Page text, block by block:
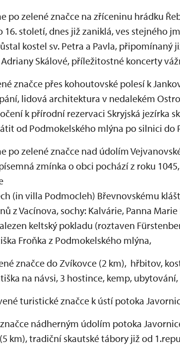
po zelené značce na zříceninu hrádku
16. století, dnes již zaniklá, ves stejného
kostel sv. Petra a Pavla, připomínaný
Skálové, příležitostné koncerty
značce přes kohoutovské polesí k
lidová architektura v nedalekém
k přírodní rezervaci Skryjská jezírka
od Podmokelského mlýna po silnici do
po zelené značce nad údolím
zmínka o obci pochází z roku
(in villa Podmocleh) Břevnovskému
z Vacínova, sochy: Kalvárie, Panna
keltský pokladu (roztaven
Froňka z Podmokelského mlýna,
značce do Zvíkovce (2 km), hřbitov,
na návsi, 3 hostince, kemp,
turistické značce k ústí potoka
nádherným údolím potoka
km), tradiční skautské tábory již od